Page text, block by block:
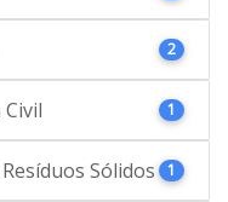
2
1
Sólidos 1